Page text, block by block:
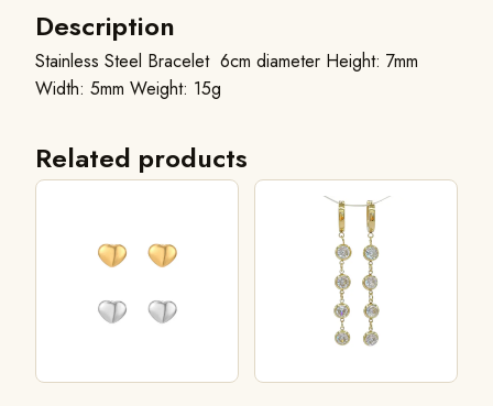
Description
Stainless Steel Bracelet 6cm diameter Height: 7mm
Width: 5mm Weight: 15g
Related products